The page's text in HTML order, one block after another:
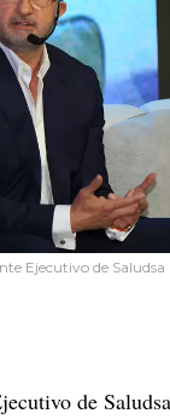
Ejecutivo de Saludsa
de Saludsa